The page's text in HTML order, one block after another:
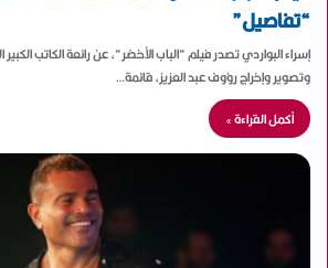
“تفاصيل”
إسراء البواردي تصدر فيلم “الباب الأخضر“، عن رائعة الكاتب
وتصوير وإخراج رؤوف عبد العزيز، قائمة…
أكمل القراءة »